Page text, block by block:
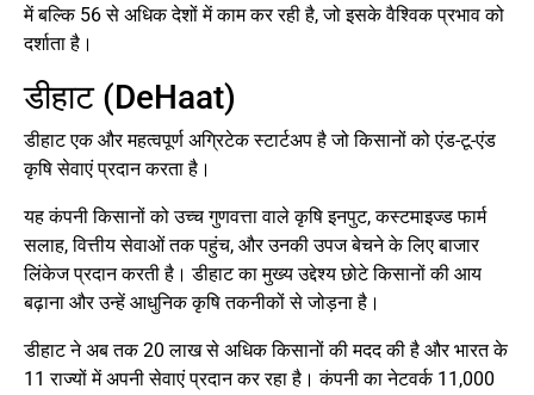
में बल्कि 56 से अधिक देशों में काम कर रही है, जो इसके वैश्विक प्रभाव को
दर्शाता है।
डीहाट (DeHaat)
डीहाट एक और महत्वपूर्ण अग्रिटेक स्टार्टअप है जो किसानों को एंड-टू-एंड
कृषि सेवाएं प्रदान करता है।
यह कंपनी किसानों को उच्च गुणवत्ता वाले कृषि इनपुट, कस्टमाइज्ड फार्म
सलाह, वित्तीय सेवाओं तक पहुंच, और उनकी उपज बेचने के लिए बाजार
लिंकेज प्रदान करती है। डीहाट का मुख्य उद्देश्य छोटे किसानों की आय
बढ़ाना और उन्हें आधुनिक कृषि तकनीकों से जोड़ना है।
डीहाट ने अब तक 20 लाख से अधिक किसानों की मदद की है और भारत के
11 राज्यों में अपनी सेवाएं प्रदान कर रहा है। कंपनी का नेटवर्क 11,000